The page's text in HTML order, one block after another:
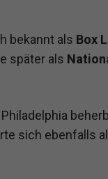
bekannt als Box
später als
sich ebenfalls